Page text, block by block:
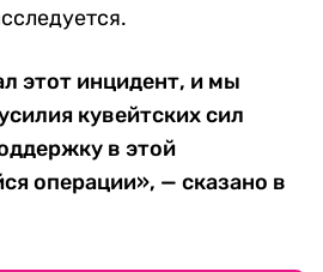
этот инцидент, и мы
кувейтских сил
в этой
операции», — сказано в